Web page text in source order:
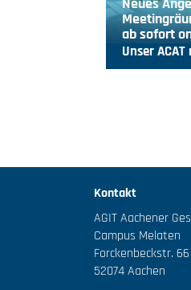
ab sofort
Unser
Kontakt
AGIT Aachener
Campus Melaten
Forckenbeckstr. 66
52074 Aachen